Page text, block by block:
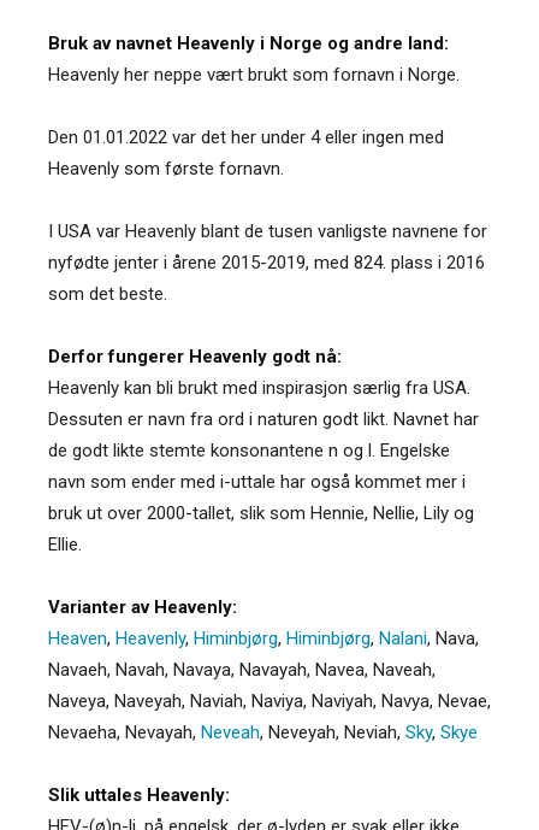
Bruk av navnet Heavenly i Norge og andre land:
Heavenly her neppe vært brukt som fornavn i Norge.
Den 01.01.2022 var det her under 4 eller ingen med
Heavenly som første fornavn.
I USA var Heavenly blant de tusen vanligste navnene for
nyfødte jenter i årene 2015-2019, med 824. plass i 2016
som det beste.
Derfor fungerer Heavenly godt nå:
Heavenly kan bli brukt med inspirasjon særlig fra USA.
Dessuten er navn fra ord i naturen godt likt. Navnet har
de godt likte stemte konsonantene n og l. Engelske
navn som ender med i-uttale har også kommet mer i
bruk ut over 2000-tallet, slik som Hennie, Nellie, Lily og
Ellie.
Varianter av Heavenly:
Heaven, Heavenly, Himinbjørg, Himinbjørg, Nalani, Nava,
Navaeh, Navah, Navaya, Navayah, Navea, Naveah,
Naveya, Naveyah, Naviah, Naviya, Naviyah, Navya, Nevae,
Nevaeha, Nevayah, Neveah, Neveyah, Neviah, Sky, Skye
Slik uttales Heavenly: